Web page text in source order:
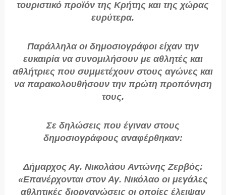
τουριστικό προϊόν της Κρήτης και της χώρας
ευρύτερα.
Παράλληλα οι δημοσιογράφοι είχαν την
ευκαιρία να συνομιλήσουν με αθλητές και
αθλήτριες που συμμετέχουν στους αγώνες και
να παρακολουθήσουν την πρώτη προπόνηση
τους.
Σε δηλώσεις που έγιναν στους
δημοσιογράφους αναφέρθηκαν:
Δήμαρχος Αγ. Νικολάου Αντώνης Ζερβός:
«Επανέρχονται στον Αγ. Νικόλαο οι μεγάλες
αθλητικές διοργανώσεις οι οποίες έλειψαν